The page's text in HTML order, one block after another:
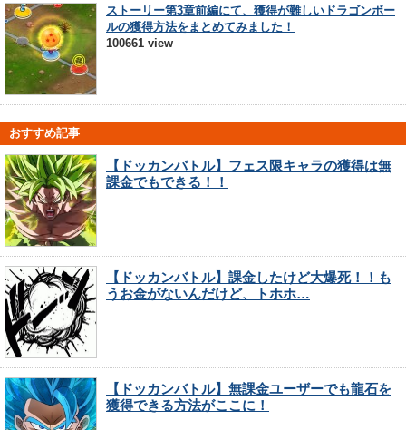
ストーリー第3章前編にて、獲得が難しいドラゴンボー
ルの獲得方法をまとめてみました！
100661 view
おすすめ記事
【ドッカンバトル】フェス限キャラの獲得は無
課金でもできる！！
【ドッカンバトル】課金したけど大爆死！！も
うお金がないんだけど、トホホ…
【ドッカンバトル】無課金ユーザーでも龍石を
獲得できる方法がここに！